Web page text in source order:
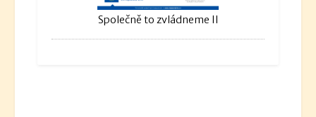
Společně to zvládneme II